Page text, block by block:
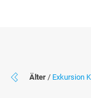
Älter / Exkursion